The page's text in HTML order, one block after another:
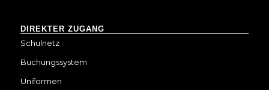
DIREKTER ZUGANG
Schulnetz
Buchungssystem
Uniformen